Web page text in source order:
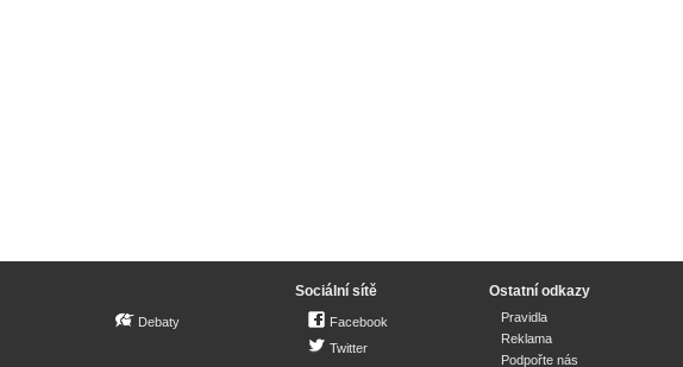
Debaty
Sociální sítě
Facebook
Twitter
Ostatní odkazy
Pravidla
Reklama
Podpořte nás